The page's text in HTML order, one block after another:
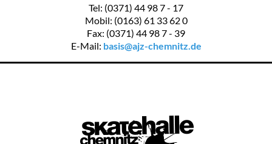
Tel: (0371) 44 98 7 - 17
Mobil: (0163) 61 33 62 0
Fax: (0371) 44 98 7 - 39
E-Mail: basis@ajz-chemnitz.de